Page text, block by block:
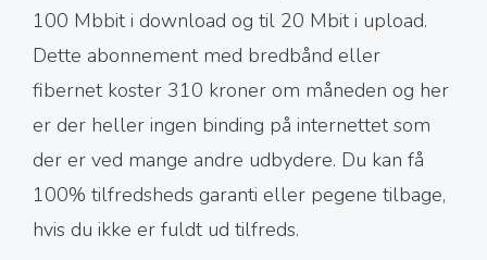
100 Mbbit i download og til 20 Mbit i upload.
Dette abonnement med bredbånd eller
fibernet koster 310 kroner om måneden og her
er der heller ingen binding på internettet som
der er ved mange andre udbydere. Du kan få
100% tilfredsheds garanti eller pegene tilbage,
hvis du ikke er fuldt ud tilfreds.